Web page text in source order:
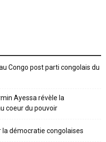
Congo post parti congolais du
Ayessa révèle la
coeur du pouvoir
démocratie congolaises